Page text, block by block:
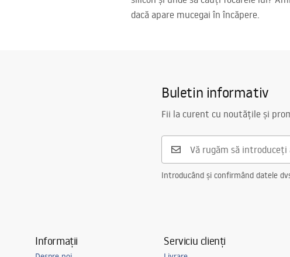
dacă apare mucegai în încăpere.
Buletin informativ
Fii la curent cu noutățile și
Introducând și confirmând datele
Informații Serviciu clienți